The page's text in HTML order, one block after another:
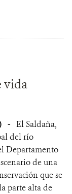
vida
- El Saldaña,
del río
Departamento
de una
que se
parte alta de